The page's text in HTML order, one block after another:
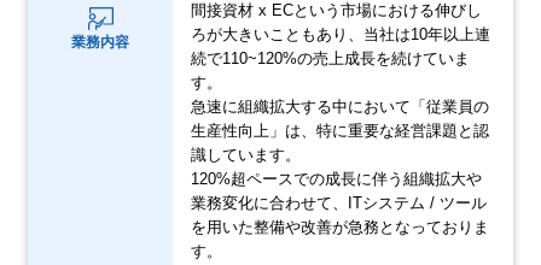
業務内容
間接資材 x ECという市場における伸びし
ろが大きいこともあり、当社は10年以上連
続で110~120%の売上成長を続けていま
す。
急速に組織拡大する中において「従業員の
生産性向上」は、特に重要な経営課題と認
識しています。
120%超ペースでの成長に伴う組織拡大や
業務変化に合わせて、ITシステム / ツール
を用いた整備や改善が急務となっておりま
す。